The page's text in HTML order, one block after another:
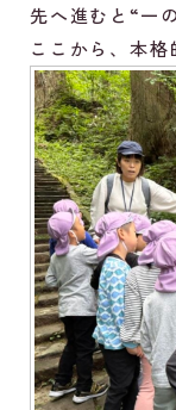
先へ進むと“一
ここから、本格